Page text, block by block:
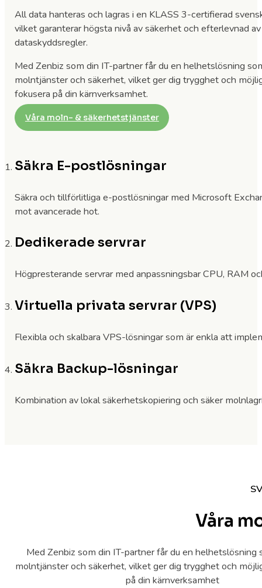
All data hanteras och lagras i en KLASS 3-certifierad
vilket garanterar högsta nivå av säkerhet och efterlevnad
dataskyddsregler.​
Med Zenbiz som din IT-partner får du en helhetslösning
molntjänster och säkerhet, vilket ger dig trygghet och
fokusera på din kärnverksamhet.
Våra moln- & säkerhetstjänster
Säkra E-postlösningar
Säkra och tillförlitliga e-postlösningar med Microsoft
mot avancerade hot.
Dedikerade servrar
Högpresterande servrar med anpassningsbar CPU, RAM
Virtuella privata servrar (VPS)
Flexibla och skalbara VPS-lösningar som är enkla att
Säkra Backup-lösningar
Kombination av lokal säkerhetskopiering och säker
Våra
Med Zenbiz som din IT-partner får du en helhetslösning
molntjänster och säkerhet, vilket ger dig trygghet och
på din kärnverksamhet